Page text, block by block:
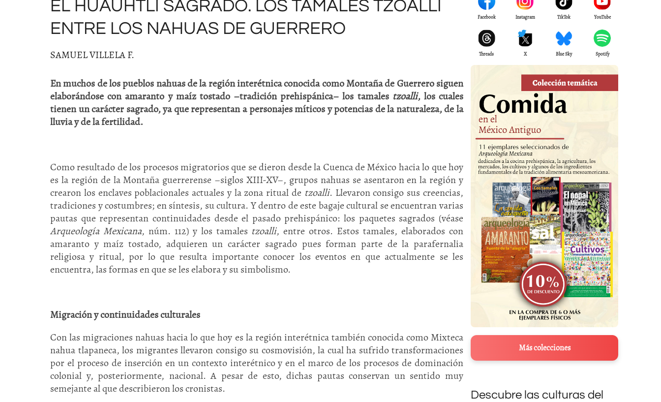
EL HUAUHTLI SAGRADO. LOS TAMALES TZOALLI
ENTRE LOS NAHUAS DE GUERRERO
SAMUEL VILLELA F.
En muchos de los pueblos nahuas de la región interétnica conocida como Montaña de Guerrero siguen
elaborándose con amaranto y maíz tostado –tradición prehispánica– los tamales tzoalli, los cuales
tienen un carácter sagrado, ya que representan a personajes míticos y potencias de la naturaleza, de la
lluvia y de la fertilidad.
Como resultado de los procesos migratorios que se dieron desde la Cuenca de México hacia lo que hoy
es la región de la Montaña guerrerense –siglos XIII-XV–, grupos nahuas se asentaron en la región y
crearon los enclaves poblacionales actuales y la zona ritual de tzoalli. Llevaron consigo sus creencias,
tradiciones y costumbres; en síntesis, su cultura. Y dentro de este bagaje cultural se encuentran varias
pautas que representan continuidades desde el pasado prehispánico: los paquetes sagrados (véase
Arqueología Mexicana, núm. 112) y los tamales tzoalli, entre otros. Estos tamales, elaborados con
amaranto y maíz tostado, adquieren un carácter sagrado pues forman parte de la parafernalia
religiosa y ritual, por lo que resulta importante conocer los eventos en que actualmente se les
encuentra, las formas en que se les elabora y su simbolismo.
Migración y continuidades culturales
Con las migraciones nahuas hacia lo que hoy es la región interétnica también conocida como Mixteca
nahua tlapaneca, los migrantes llevaron consigo su cosmovisión, la cual ha sufrido transformaciones
por el proceso de inserción en un contexto interétnico y en el marco de los procesos de dominación
colonial y, posteriormente, nacional. A pesar de esto, dichas pautas conservan un sentido muy
semejante al que describieron los cronistas.
Facebook Instagram TikTok YouTube
Threads X Blue Sky Spotify
Más colecciones
Descubre las culturas del